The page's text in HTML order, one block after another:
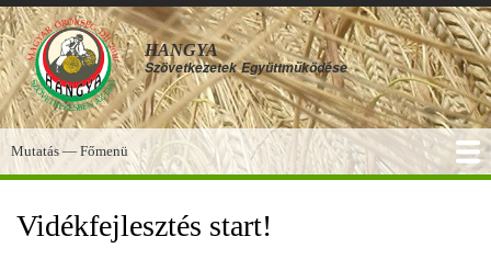
Ugrás
a
tartalomra
HANGYA
Szövetkezetek Együttműködése
Főmenü
Mutatás — Főmenü
Vidékfejlesztés start!